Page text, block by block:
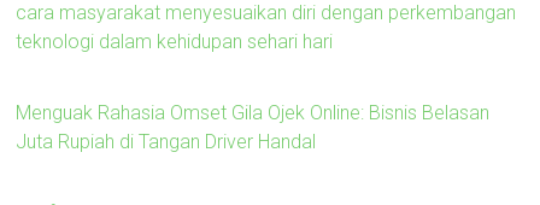
cara masyarakat menyesuaikan diri dengan perkembangan
teknologi dalam kehidupan sehari hari
Menguak Rahasia Omset Gila Ojek Online: Bisnis Belasan
Juta Rupiah di Tangan Driver Handal